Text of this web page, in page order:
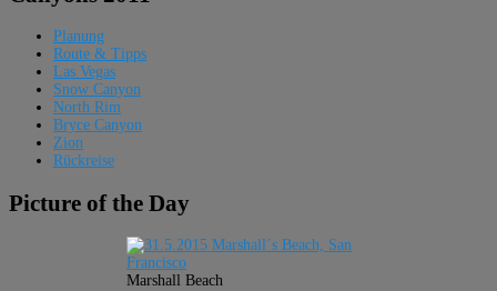
Planung
Route & Tipps
Las Vegas
Snow Canyon
North Rim
Bryce Canyon
Zion
Rückreise
Picture of the Day
Marshall Beach